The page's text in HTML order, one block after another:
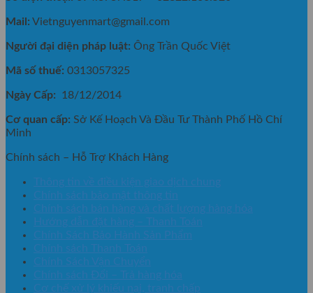
Mail: Vietnguyenmart@gmail.com
Người đại diện pháp luật: Ông Trần Quốc Việt
Mã số thuế: 0313057325
Ngày Cấp: 18/12/2014
Cơ quan cấp: Sở Kế Hoạch Và Đầu Tư Thành Phố Hồ Chí
Minh
Chính sách – Hỗ Trợ Khách Hàng
Thông tin về điều kiện giao dịch chung
Chính sách bảo mật thông tin
Chính sách bán hàng và chất lượng hàng hóa
Hướng dẫn đặt hàng – Thanh Toán
Chính Sách Bảo Hành Sản Phẩm
Chính sách Thanh Toán
Chính Sách Vận Chuyển
Chính sách Đổi – Trả hàng hóa
Cơ chế xử lý khiếu nại, tranh chấp